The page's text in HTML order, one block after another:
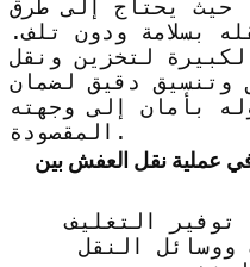
حيث يحتاج إلى طرق
بسلامة ودون تلف.
لتخزين ونقل
وتنسيق دقيق لضمان
بأمان إلى وجهته
المقصودة.
عملية نقل العفش بين
توفير التغليف
ووسائل النقل